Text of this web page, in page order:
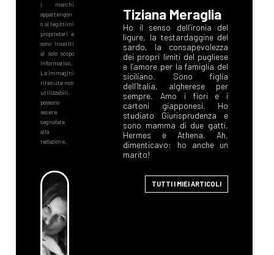
Tiziana Meraglia
Ho il senso dell’ironia del
ligure, la testardaggine del
sardo, la consapevolezza
dei propri limiti del pugliese
e l’amore per la famiglia del
siciliano. Sono figlia
dell’Italia, algherese per
sempre. Amo i fiori e i
cartoni giapponesi. Ho
studiato Giurisprudenza e
sono mamma di due gatti,
Hermes e Athena. Ah,
dimenticavo: ho anche un
marito!
TUTTI I MIEI ARTICOLI